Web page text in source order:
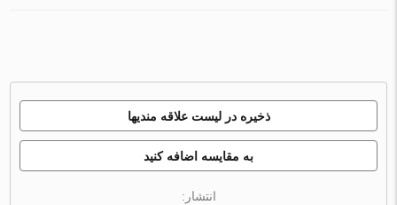
ذخیره در لیست علاقه مندیها
به مقایسه اضافه کنید
انتشار: